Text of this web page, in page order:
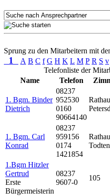
Sprung zu den Mitarbeitern mit
1 A B C f G H K L M P R S v
Telefonliste der
Name
Telefon
1. Bgm. Binder
Dietrich
08237
952530
0160
90664140
1. Bgm. Carl
Konrad
08237
959156
0174
1421854
1.Bgm Hitzler
Gertrud
Erste
Bürgermeisterin
08237
9607-0
105